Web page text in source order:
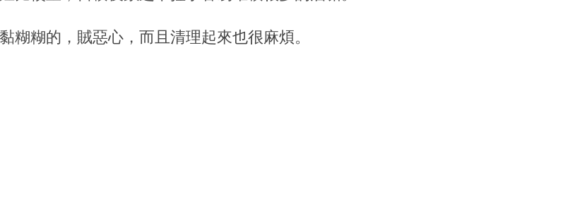
糊糊的，賊惡心，而且清理起來也很麻煩。